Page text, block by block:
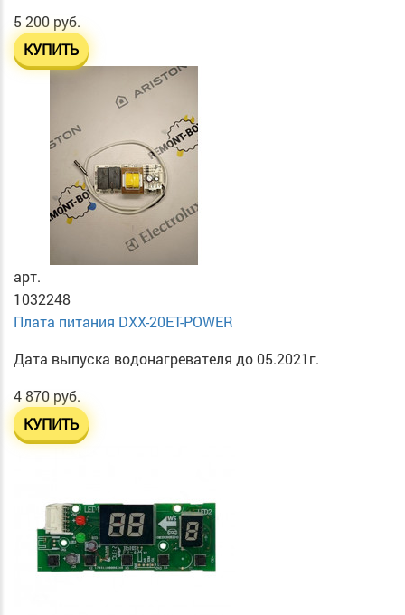
5 200 руб.
КУПИТЬ
арт.
1032248
Плата питания DXX-20ET-POWER
Дата выпуска водонагревателя до 05.2021г.
4 870 руб.
КУПИТЬ